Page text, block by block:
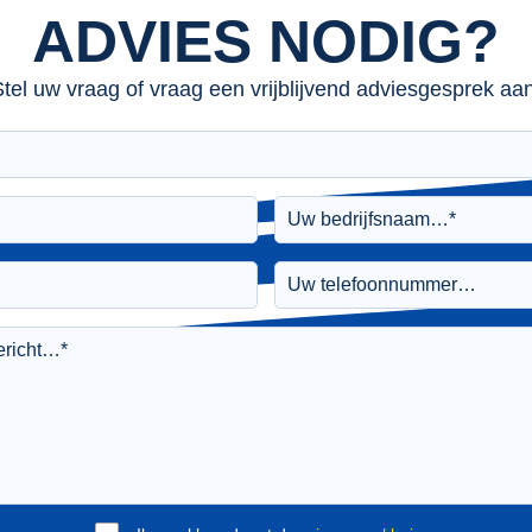
ADVIES NODIG?
uw vraag of vraag een vrijblijvend adviesgesprek